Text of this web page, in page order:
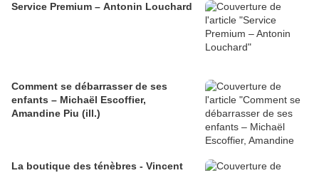
Service Premium – Antonin Louchard
Comment se débarrasser de ses
enfants – Michaël Escoffier,
Amandine Piu (ill.)
La boutique des ténèbres - Vincent